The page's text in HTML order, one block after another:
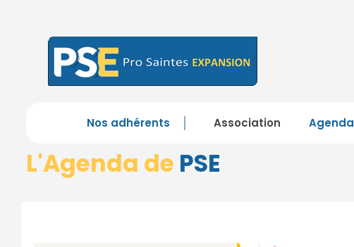
Nos adhérents Association Agenda
L'Agenda de PSE